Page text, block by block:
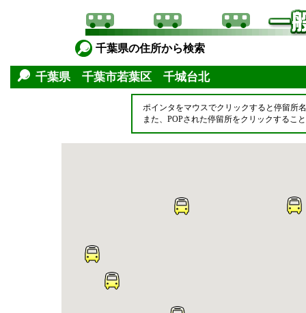
千葉県の住所から検索
千葉県 千葉市若葉区 千城台北
ポインタをマウスでクリックすると停留所
また、POPされた停留所をクリックするこ